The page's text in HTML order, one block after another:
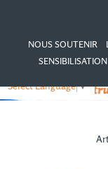
NOUS SOUTENIR
SENSIBILISATION
Select Language▼